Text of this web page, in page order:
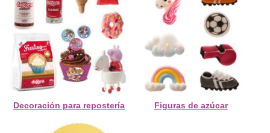
Decoración para repostería Figuras de azúcar